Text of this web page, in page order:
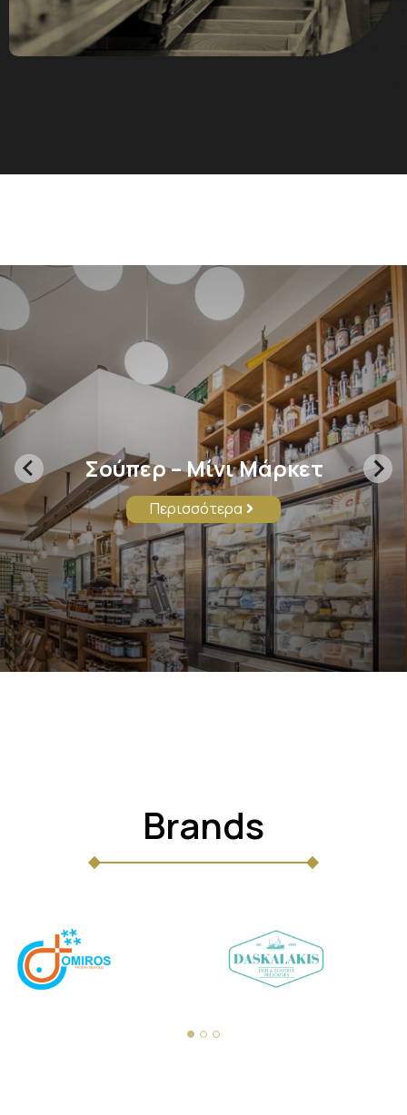
Σούπερ – Μίνι Μάρκετ
Περισσότερα
Brands